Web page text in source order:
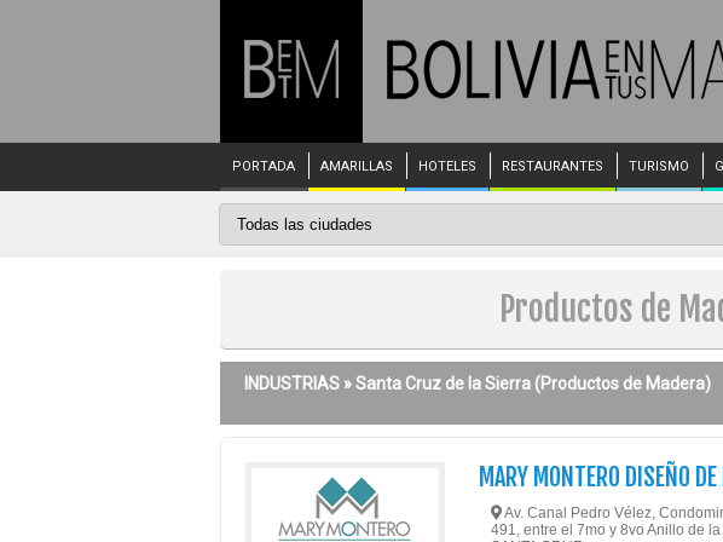
PORTADA AMARILLAS HOTELES RESTAURANTES TURISMO
Productos de
INDUSTRIAS »Santa Cruz de la Sierra (Productos de Madera)
MARY MONTERO DISEÑO
Av. Canal Pedro Vélez,
491, entre el 7mo y 8vo Anillo de